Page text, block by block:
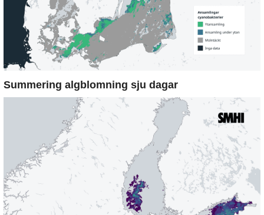
Summering algblomning sju dagar